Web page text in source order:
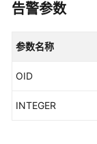
为
坤
为
告警参数
参数名称
OID
INTEGER